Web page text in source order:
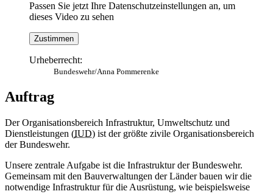
Passen Sie jetzt Ihre Datenschutzeinstellungen an, um
dieses Video zu sehen
Zustimmen
Urheberrecht:
Bundeswehr/Anna Pommerenke
Auftrag
Der Organisationsbereich Infrastruktur, Umweltschutz und
Dienstleistungen (IUD) ist der größte zivile Organisationsbereich
der Bundeswehr.
Unsere zentrale Aufgabe ist die Infrastruktur der Bundeswehr.
Gemeinsam mit den Bauverwaltungen der Länder bauen wir die
notwendige Infrastruktur für die Ausrüstung, wie beispielsweise